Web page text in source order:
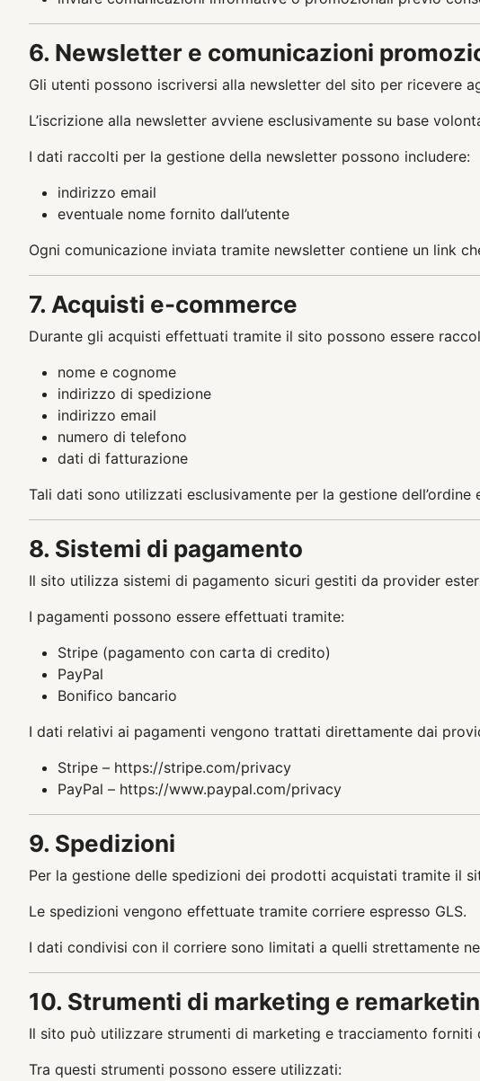
6. Newsletter e comunicazioni
Gli utenti possono iscriversi alla newsletter del sito per ricevere
L’iscrizione alla newsletter avviene esclusivamente su base
I dati raccolti per la gestione della newsletter possono includere:
indirizzo email
eventuale nome fornito dall’utente
Ogni comunicazione inviata tramite newsletter contiene un link
7. Acquisti e-commerce
Durante gli acquisti effettuati tramite il sito possono essere
nome e cognome
indirizzo di spedizione
indirizzo email
numero di telefono
dati di fatturazione
Tali dati sono utilizzati esclusivamente per la gestione
8. Sistemi di pagamento
Il sito utilizza sistemi di pagamento sicuri gestiti da provider
I pagamenti possono essere effettuati tramite:
Stripe (pagamento con carta di credito)
PayPal
Bonifico bancario
I dati relativi ai pagamenti vengono trattati direttamente dai
Stripe – https://stripe.com/privacy
PayPal – https://www.paypal.com/privacy
9. Spedizioni
Per la gestione delle spedizioni dei prodotti acquistati tramite il
Le spedizioni vengono effettuate tramite corriere espresso GLS.
I dati condivisi con il corriere sono limitati a quelli strettamente
10. Strumenti di marketing e
Il sito può utilizzare strumenti di marketing e tracciamento
Tra questi strumenti possono essere utilizzati: